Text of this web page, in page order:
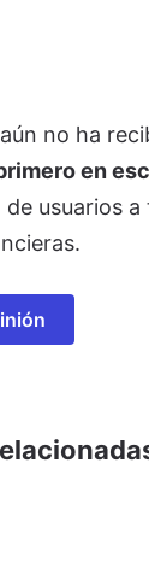
no ha
en
usuarios